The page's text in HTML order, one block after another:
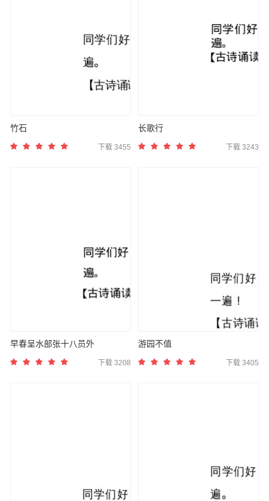
竹石
下载 3455
长歌行
下载 3243
早春呈水部张十八员外
下载 3208
游园不值
下载 3405